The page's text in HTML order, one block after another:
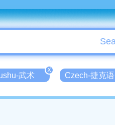
武术
X
Czech-捷克语